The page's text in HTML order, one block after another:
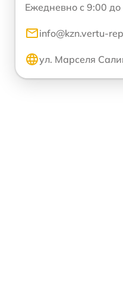
Ежедневно с 9:00
info@kzn.vertu-
ул. Марселя